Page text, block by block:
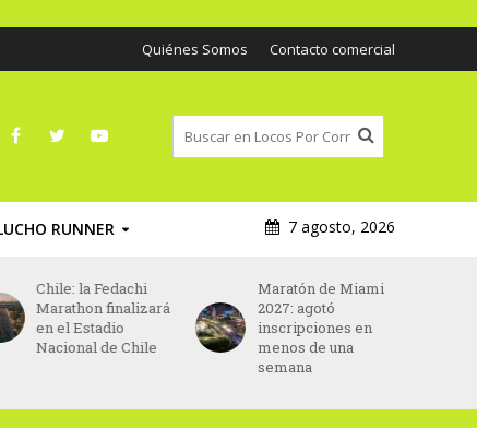
Quiénes Somos Contacto comercial
RUNNER 7 agosto, 2026
la Fedachi
finalizará
Estadio
de Chile
Maratón de Miami
2027: agotó
inscripciones en
menos de una